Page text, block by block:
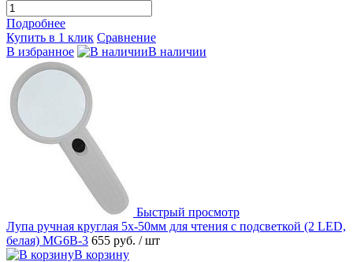
Подробнее
Купить в 1 клик Сравнение
В избранное
В наличии
Быстрый просмотр
Лупа ручная круглая 5х-50мм для чтения с подсветкой (2 LED,
белая) MG6B-3 655 руб. / шт
В корзину